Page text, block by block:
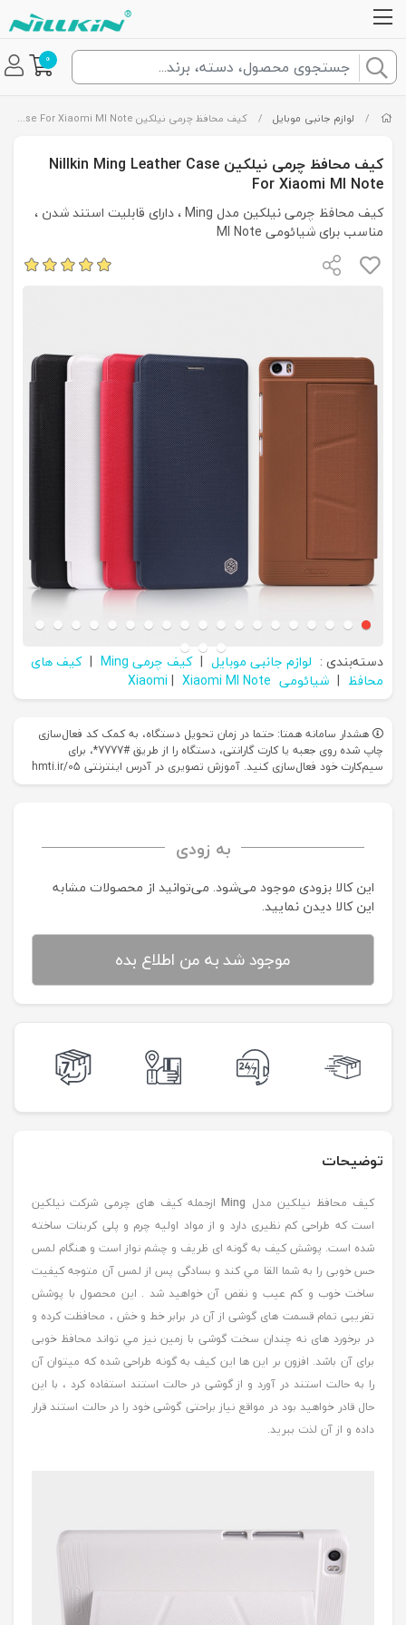
0
/ لوازم جانبی موبایل / کیف محافظ چرمی نیلکین Nillkin Ming Leather Case For Xiaomi MI Note
کیف محافظ چرمی نیلکین Nillkin Ming Leather Case
For Xiaomi MI Note
کیف محافظ چرمی نیلکین مدل Ming ، دارای قابلیت استند شدن ،
مناسب برای شیائومی MI Note
دسته‌بندی : لوازم جانبی موبایل | کیف چرمی Ming | کیف های
محافظ | شیائومی Xiaomi | Xiaomi MI Note
هشدار سامانه همتا: حتما در زمان تحویل دستگاه، به کمک کد فعال‌سازی
چاپ شده روی جعبه یا کارت گارانتی، دستگاه را از طریق #7777*، برای
سیم‌کارت خود فعال‌سازی کنید. آموزش تصویری در آدرس اینترنتی hmti.ir/05
به زودی
این کالا بزودی موجود می‌شود. می‌توانید از محصولات مشابه
این کالا دیدن نمایید.
موجود شد به من اطلاع بده
توضیحات
کيف محافظ نيلکين مدل Mingازجمله کيف های چرمی شرکت نيلکين
است که طراحی کم نظيری دارد و از مواد اوليه چرم و پلی کربنات ساخته
شده است. پوشش کيف به گونه ای ظريف و چشم نواز است و هنگام لمس
حس خوبی را به شما القا مي کند و بسادگی پس از لمس آن متوجه کيفيت
ساخت خوب و کم عيب و نقص آن خواهيد شد . اين محصول با پوشش
تقريبی تمام قسمت های گوشی از آن در برابر خط و خش ، محافظت کرده و
در برخورد های نه چندان سخت گوشی با زمين نيز مي تواند محافظ خوبی
برای آن باشد. افزون بر اين ها اين کيف به گونه طراحی شده که ميتوان آن
را به حالت استند در آورد و از گوشی در حالت استند استفاده کرد ، با اين
حال قادر خواهيد بود در مواقع نیاز براحتی گوشی خود را در حالت استند قرار
داده و از آن لذت ببريد.